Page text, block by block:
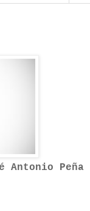
Antonio Peña